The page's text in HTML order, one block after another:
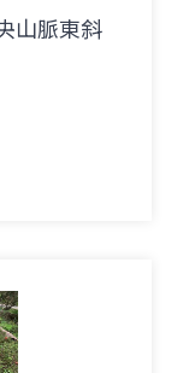
山脈東斜